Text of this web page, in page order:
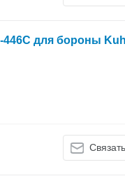
446C для бороны